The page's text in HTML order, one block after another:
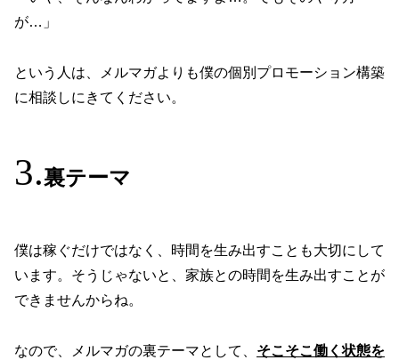
が…」
という人は、メルマガよりも僕の個別プロモーション構築
に相談しにきてください。
裏テーマ
僕は稼ぐだけではなく、時間を生み出すことも大切にして
います。そうじゃないと、家族との時間を生み出すことが
できませんからね。
なので、メルマガの裏テーマとして、 そこそこ働く状態を